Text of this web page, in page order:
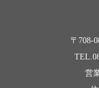
〒708-
営